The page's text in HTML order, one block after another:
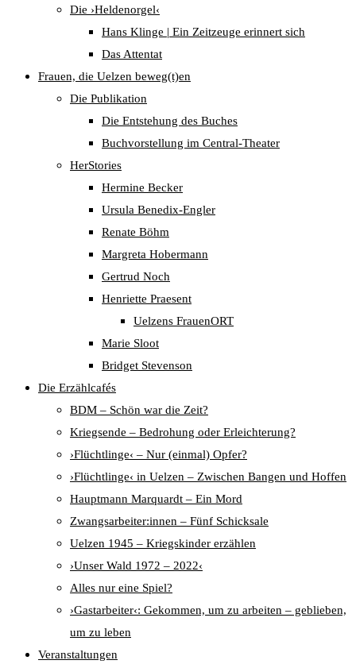
Die ›Heldenorgel‹
Hans Klinge | Ein Zeitzeuge erinnert sich
Das Attentat
Frauen, die Uelzen beweg(t)en
Die Publikation
Die Entstehung des Buches
Buchvorstellung im Central-Theater
HerStories
Hermine Becker
Ursula Benedix-Engler
Renate Böhm
Margreta Hobermann
Gertrud Noch
Henriette Praesent
Uelzens FrauenORT
Marie Sloot
Bridget Stevenson
Die Erzählcafés
BDM – Schön war die Zeit?
Kriegsende – Bedrohung oder Erleichterung?
›Flüchtlinge‹ – Nur (einmal) Opfer?
›Flüchtlinge‹ in Uelzen – Zwischen Bangen und Hoffen
Hauptmann Marquardt – Ein Mord
Zwangsarbeiter:innen – Fünf Schicksale
Uelzen 1945 – Kriegskinder erzählen
›Unser Wald 1972 – 2022‹
Alles nur eine Spiel?
›Gastarbeiter‹: Gekommen, um zu arbeiten – geblieben,
um zu leben
Veranstaltungen